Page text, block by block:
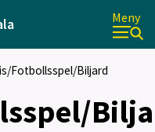
Meny
Fotbollsspel/Biljard